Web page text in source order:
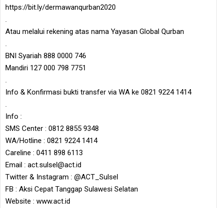
https://bit.ly/dermawanqurban2020
.
Atau melalui rekening atas nama Yayasan Global Qurban
.
BNI Syariah 888 0000 746
Mandiri 127 000 798 7751
.
Info & Konfirmasi bukti transfer via WA ke 0821 9224 1414
.
Info :
SMS Center : 0812 8855 9348
WA/Hotline : 0821 9224 1414
Careline : 0411 898 6113
Email : act.sulsel@act.id
Twitter & Instagram : @ACT_Sulsel
FB : Aksi Cepat Tanggap Sulawesi Selatan
Website : www.act.id